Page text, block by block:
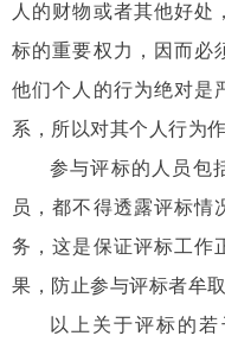
人的财物或者其他好处
标的重要权力，因而必
他们个人的行为绝对是
系，所以对其个人行为
参与评标的人员包
员，都不得透露评标情
务，这是保证评标工作
果，防止参与评标者牟
以上关于评标的